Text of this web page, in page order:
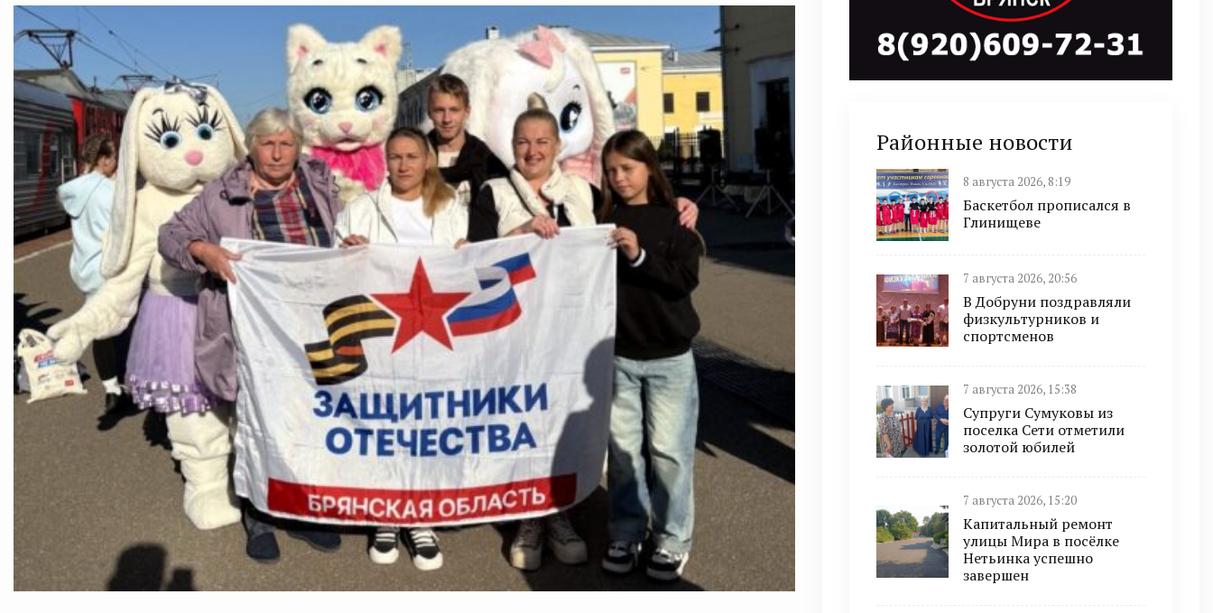
Районные новости
8 августа 2026, 8:19
Баскетбол прописался в
Глинищеве
7 августа 2026, 20:56
В Добруни поздравляли
физкультурников и
спортсменов
7 августа 2026, 15:38
Супруги Сумуковы из
поселка Сети отметили
золотой юбилей
7 августа 2026, 15:20
Капитальный ремонт
улицы Мира в посёлке
Нетьинка успешно
завершен